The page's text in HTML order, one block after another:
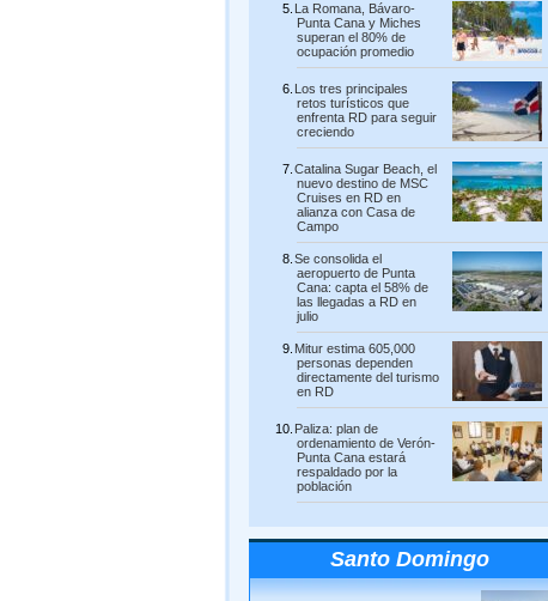
La Romana, Bávaro-
Punta Cana y Miches
superan el 80% de
ocupación promedio
Los tres principales
retos turísticos que
enfrenta RD para seguir
creciendo
Catalina Sugar Beach, el
nuevo destino de MSC
Cruises en RD en
alianza con Casa de
Campo
Se consolida el
aeropuerto de Punta
Cana: capta el 58% de
las llegadas a RD en
julio
Mitur estima 605,000
personas dependen
directamente del turismo
en RD
Paliza: plan de
ordenamiento de Verón-
Punta Cana estará
respaldado por la
población
Santo Domingo